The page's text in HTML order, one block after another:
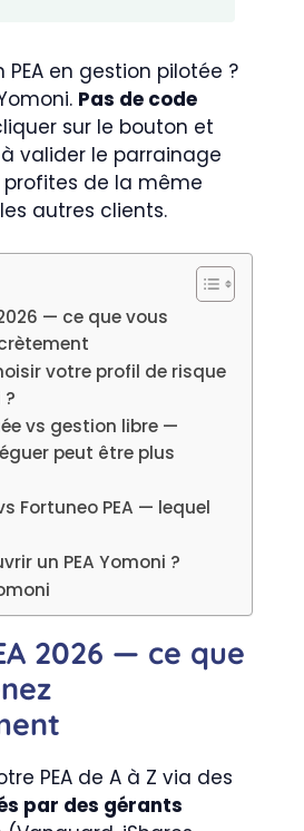
PEA en gestion pilotée ?
Pas de code
sur le bouton et
valider le parrainage
profites de la même
autres clients.
— ce que vous
votre profil de risque
?
vs gestion libre —
peut être plus
Fortuneo PEA — lequel
un PEA Yomoni ?
2026 — ce que
PEA de A à Z via des
par des gérants